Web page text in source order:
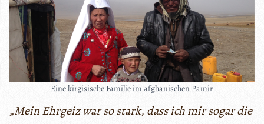
Eine kirgisische Familie im afghanischen Pamir
„Mein Ehrgeiz war so stark, dass ich mir sogar die